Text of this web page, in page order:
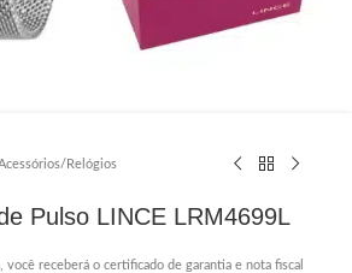
/ Relógios
Pulso LINCE LRM4699L
receberá o certificado de garantia e nota fiscal